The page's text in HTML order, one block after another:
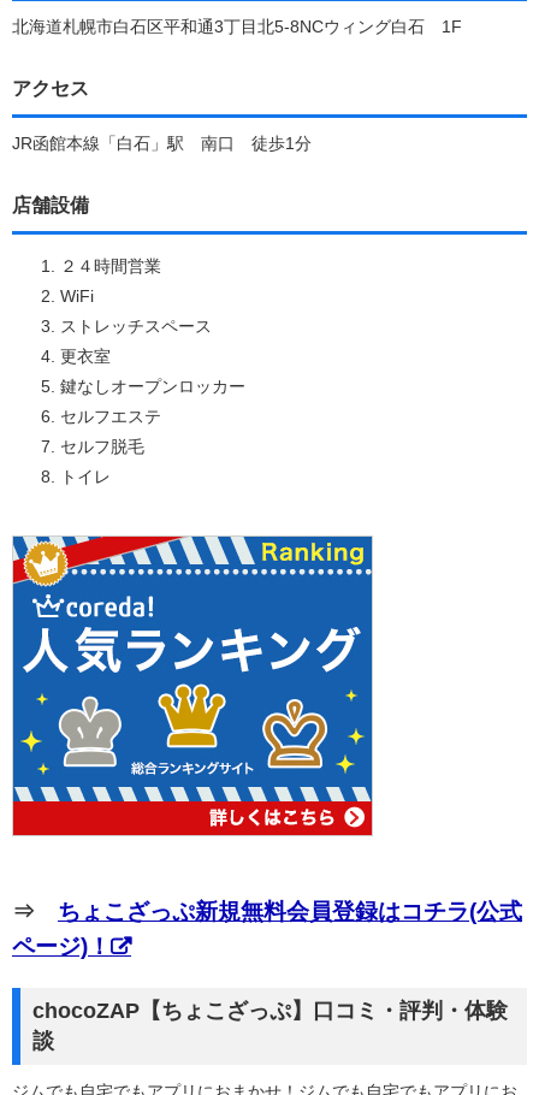
北海道札幌市白石区平和通3丁目北5-8NCウィング白石 1F
アクセス
JR函館本線「白石」駅 南口 徒歩1分
店舗設備
２４時間営業
WiFi
ストレッチスペース
更衣室
鍵なしオープンロッカー
セルフエステ
セルフ脱毛
トイレ
⇒ ちょこざっぷ新規無料会員登録はコチラ(公式
ページ)！
chocoZAP【ちょこざっぷ】口コミ・評判・体験
談
ジムでも自宅でもアプリにおまかせ！ジムでも自宅でもアプリにお